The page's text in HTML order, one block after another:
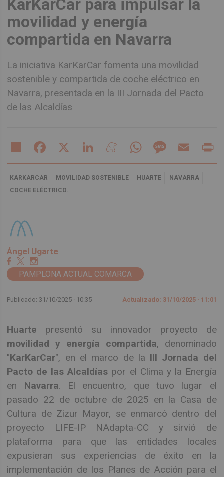
KarKarCar para impulsar la
movilidad y energía
compartida en Navarra
La iniciativa KarKarCar fomenta una movilidad
sostenible y compartida de coche eléctrico en
Navarra, presentada en la III Jornada del Pacto
de las Alcaldías
Share Facebook LinkedIn MeneameWhatsAppMessageEmail
KARKARCAR MOVILIDAD SOSTENIBLE HUARTE
NAVARRA
COCHE ELÉCTRICO.
Ángel Ugarte
PAMPLONA ACTUAL COMARCA
Publicado: 31/10/2025 · 10:35 Actualizado: 31/10/2025 · 11:01
Huarte presentó su innovador proyecto de
movilidad y energía compartida, denominado
"KarKarCar", en el marco de la III Jornada del
Pacto de las Alcaldías por el Clima y la Energía
en Navarra. El encuentro, que tuvo lugar el
pasado 22 de octubre de 2025 en la Casa de
Cultura de Zizur Mayor, se enmarcó dentro del
proyecto LIFE-IP NAdapta-CC y sirvió de
plataforma para que las entidades locales
expusieran sus experiencias de éxito en la
implementación de los Planes de Acción para el